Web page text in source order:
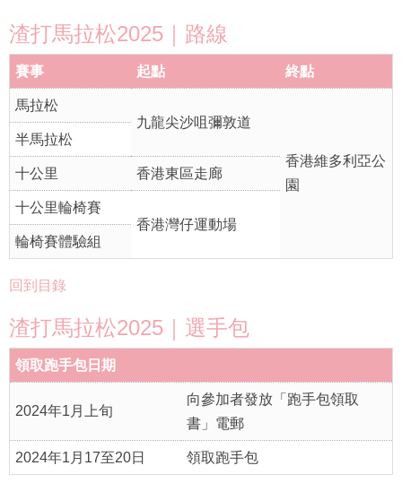
渣打馬拉松2025｜路線
賽事 起點 終點
馬拉松
九龍尖沙咀彌敦道
香港維多利亞公
園
半馬拉松
十公里 香港東區走廊
十公里輪椅賽
香港灣仔運動場
輪椅賽體驗組
回到目錄
渣打馬拉松2025｜選手包
領取跑手包日期
2024年1月上旬
向參加者發放「跑手包領取
書」電郵
2024年1月17至20日 領取跑手包